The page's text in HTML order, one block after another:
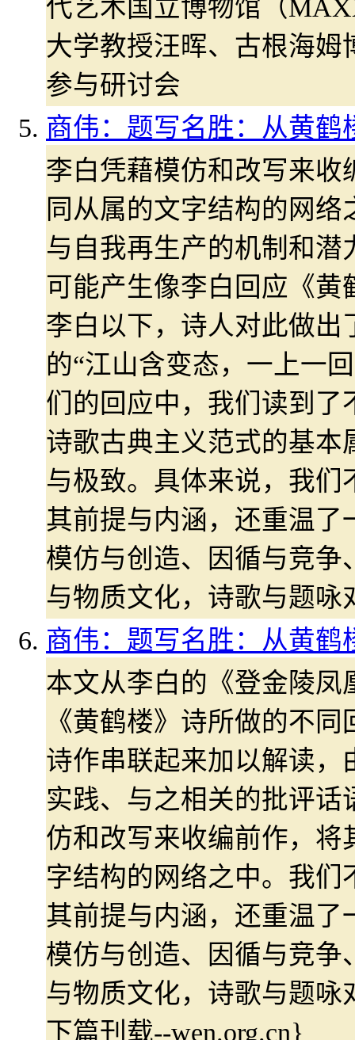
代艺术国立博物馆（
大学教授汪晖、古根海
参与研讨会
商伟：题写名胜：从黄鹤
李白凭藉模仿和改写来
同从属的文字结构的网
与自我再生产的机制和
可能产生像李白回应《
李白以下，诗人对此做
的“江山含变态，一上一
们的回应中，我们读到
诗歌古典主义范式的基
与极致。具体来说，我
其前提与内涵，还重温
模仿与创造、因循与竞
与物质文化，诗歌与题咏
商伟：题写名胜：从黄鹤
本文从李白的《登金陵
《黄鹤楼》诗所做的不
诗作串联起来加以解读
实践、与之相关的批评
仿和改写来收编前作，
字结构的网络之中。我
其前提与内涵，还重温
模仿与创造、因循与竞
与物质文化，诗歌与题
下篇刊载--wen.org.cn}